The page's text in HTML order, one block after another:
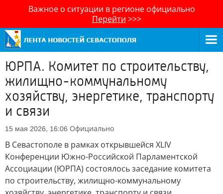
Важное о ситуации в регионе официально
Перейти >>>
ЮРПА. Комитет по строительству,
жилищно-коммунальному
хозяйству, энергетике, транспорту
и связи
15 мая 2026, 16:06 Официально
В Севастополе в рамках открывшейся XLIV
Конференции Южно-Российской Парламентской
Ассоциации (ЮРПА) состоялось заседание комитета
по строительству, жилищно-коммунальному